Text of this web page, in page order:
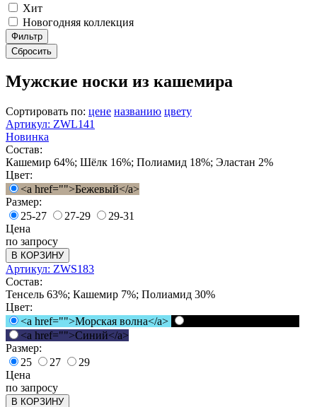
Хит
Новогодняя коллекция
Фильтр
Сбросить
Мужские носки из кашемира
Сортировать по: цене названию цвету
Артикул: ZWL141
Новинка
Состав:
Кашемир 64%; Шёлк 16%; Полиамид 18%; Эластан 2%
Цвет:
<a href="">Бежевый</a>
Размер:
25-27
27-29
29-31
Цена
по запросу
В КОРЗИНУ
Артикул: ZWS183
Состав:
Тенсель 63%; Кашемир 7%; Полиамид 30%
Цвет:
<a href="">Морская волна</a>
<a href="">Синий</a>
Размер:
25
27
29
Цена
по запросу
В КОРЗИНУ